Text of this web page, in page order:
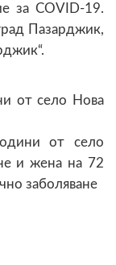
за COVID-19.
Пазарджик,
от село Нова
от село
и жена на 72
заболяване